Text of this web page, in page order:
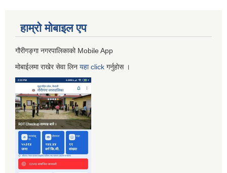
हाम्रो माेबाइल एप
गौरीगङ्गा नगरपालिकाको Mobile App
मोबाईलमा राखेर सेवा लिन यहाclick गर्नुहाेस ।